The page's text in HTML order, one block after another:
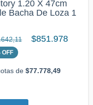
1.20 X 47cm
Bacha De Loza 1
$851.978
OFF
de $77.778,49